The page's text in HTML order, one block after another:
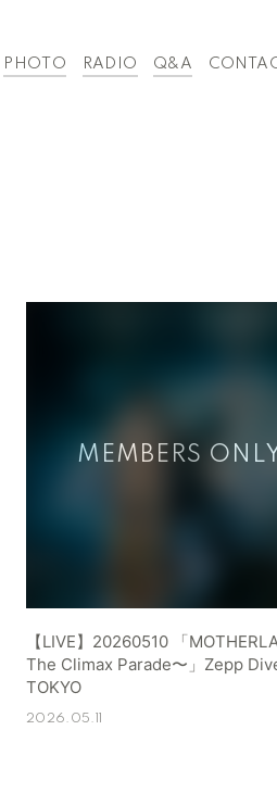
PHOTO RADIO Q&A
【LIVE】20260510 「
The Climax Parade〜」Zepp
TOKYO
2026.05.11